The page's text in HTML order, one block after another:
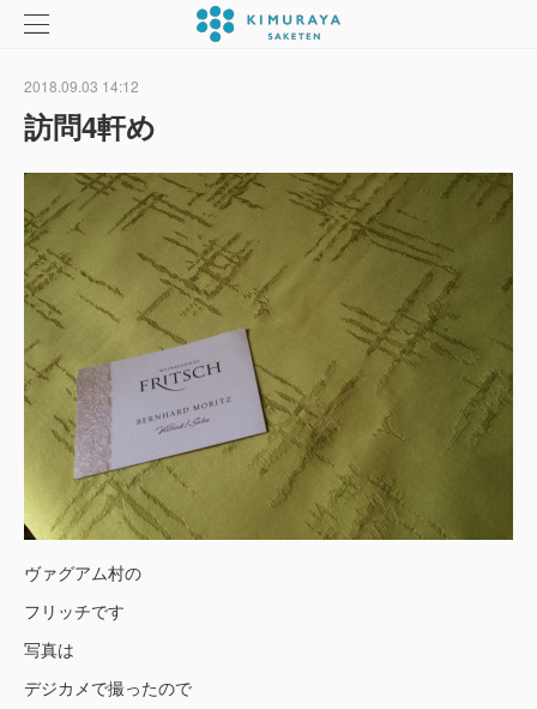
2018.09.03 14:12
訪問4軒め
ヴァグアム村の
フリッチです
写真は
デジカメで撮ったので